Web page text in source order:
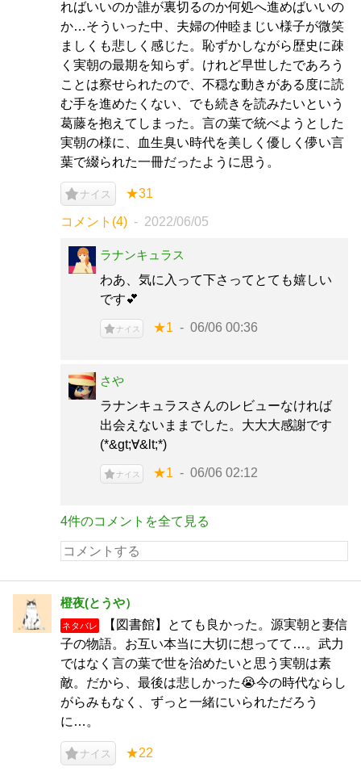
ればいいのか誰が裏切るのか何処へ進めばいいの
か…そういった中、夫婦の仲睦まじい様子が微笑
ましくも悲しく感じた。恥ずかしながら歴史に疎
く実朝の最期を知らず。けれど早世したであろう
ことは察せられたので、不穏な動きがある度に読
む手を進めたくない、でも続きを読みたいという
葛藤を抱えてしまった。言の葉で統べようとした
実朝の様に、血生臭い時代を美しく優しく儚い言
葉で綴られた一冊だったように思う。
ナイス ★31
コメント(4) 2022/06/05
ラナンキュラス
わあ、気に入って下さってとても嬉しい
です💕
ナイス ★1 06/06 00:36
さや
ラナンキュラスさんのレビューなければ
出会えないままでした。大大大感謝です
(*&gt;∀&lt;*)
ナイス ★1 06/06 02:12
4件のコメントを全て見る
橙夜(とうや）
ネタバレ
【図書館】とても良かった。源実朝と妻信
子の物語。お互い本当に大切に想ってて…。武力
ではなく言の葉で世を治めたいと思う実朝は素
敵。だから、最後は悲しかった😭今の時代ならし
がらみもなく、ずっと一緒にいられただろう
に…。
ナイス ★22